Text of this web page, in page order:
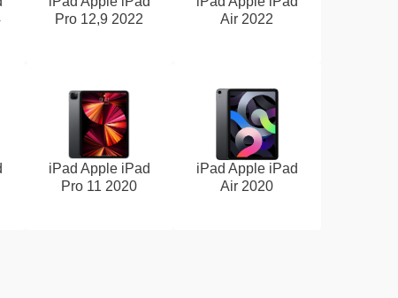
Pro 12,9 2022
Air 2022
iPad Apple iPad
Pro 11 2020
iPad Apple iPad
Air 2020